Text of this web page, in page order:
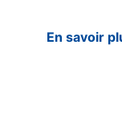
En savoir